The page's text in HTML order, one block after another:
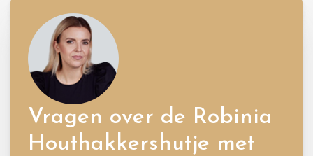
Vragen over de Robinia
Houthakkershutje met